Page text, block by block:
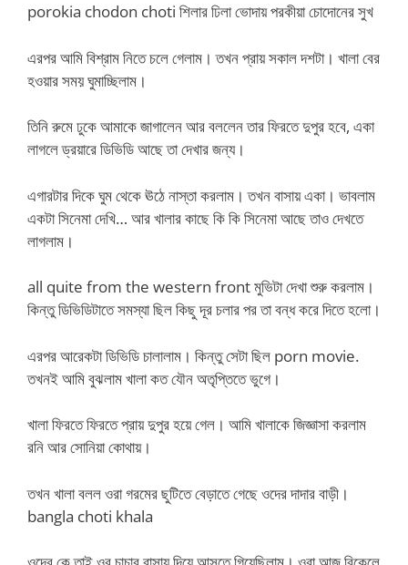
porokia chodon choti শিলার ঢিলা ভোদায় পরকীয়া চোদোনের সুখ
এরপর আমি বিশ্রাম নিতে চলে গেলাম। তখন প্রায় সকাল দশটা। খালা বের
হওয়ার সময় ঘুমাচ্ছিলাম।
তিনি রুমে ঢুকে আমাকে জাগালেন আর বললেন তার ফিরতে দুপুর হবে, একা
লাগলে ড্রয়ারে ডিভিডি আছে তা দেখার জন্য।
এগারটার দিকে ঘুম থেকে ঊঠে নাস্তা করলাম। তখন বাসায় একা। ভাবলাম
একটা সিনেমা দেখি… আর খালার কাছে কি কি সিনেমা আছে তাও দেখতে
লাগলাম।
all quite from the western front মুভিটা দেখা শুরু করলাম।
কিন্তু ডিভিডিটাতে সমস্যা ছিল কিছু দূর চলার পর তা বন্ধ করে দিতে হলো।
এরপর আরেকটা ডিভিডি চালালাম। কিন্তু সেটা ছিল porn movie.
তখনই আমি বুঝলাম খালা কত যৌন অতৃপ্তিতে ভুগে।
খালা ফিরতে ফিরতে প্রায় দুপুর হয়ে গেল। আমি খালাকে জিজ্ঞাসা করলাম
রনি আর সোনিয়া কোথায়।
তখন খালা বলল ওরা গরমের ছুটিতে বেড়াতে গেছে ওদের দাদার বাড়ী।
bangla choti khala